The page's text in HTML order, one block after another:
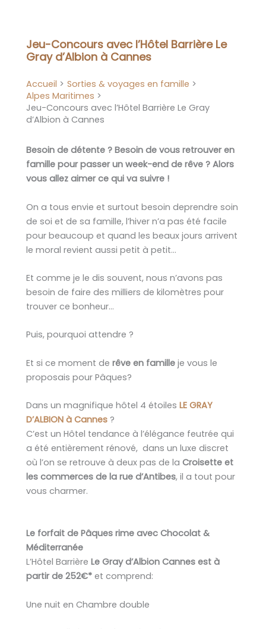
Jeu-Concours avec l’Hôtel Barrière Le
Gray d’Albion à Cannes
Accueil
Sorties & voyages en famille
Alpes Maritimes
Jeu-Concours avec l’Hôtel Barrière Le Gray
d’Albion à Cannes
Besoin de détente ? Besoin de vous retrouver en
famille pour passer un week-end de rêve ? Alors
vous allez aimer ce qui va suivre !
On a tous envie et surtout besoin deprendre soin
de soi et de sa famille, l’hiver n’a pas été facile
pour beaucoup et quand les beaux jours arrivent
le moral revient aussi petit à petit…
Et comme je le dis souvent, nous n’avons pas
besoin de faire des milliers de kilomètres pour
trouver ce bonheur…
Puis, pourquoi attendre ?
Et si ce moment de rêve en famille je vous le
proposais pour Pâques?
Dans un magnifique hôtel 4 étoiles LE GRAY
D’ALBION à Cannes ?
C’est un Hôtel tendance à l’élégance feutrée qui
a été entièrement rénové, dans un luxe discret
où l’on se retrouve à deux pas de la Croisette et
les commerces de la rue d’Antibes, il a tout pour
vous charmer.
Le forfait de Pâques rime avec Chocolat &
Méditerranée
L’Hôtel Barrière Le Gray d’Albion Cannes est à
partir de 252€* et comprend:
Une nuit en Chambre double